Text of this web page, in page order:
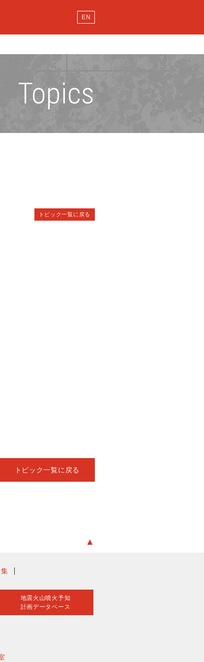
EN
Topics
トピック一覧に戻る
トピック一覧に戻る
▲
地震火山噴火予知
計画データベース